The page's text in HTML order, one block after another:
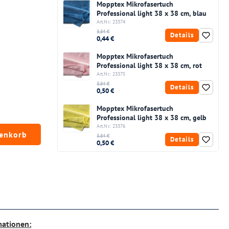
Wert ein oder benutze die
Mopptex Mikrofasertuch
Professional light 38 x 38 cm, blau
Art.Nr.: 23374
3,84 €
0,44 € Details
Mopptex Mikrofasertuch
Professional light 38 x 38 cm, rot
Art.Nr.: 23375
3,84 €
0,50 € Details
Mopptex Mikrofasertuch
Professional light 38 x 38 cm, gelb
Art.Nr.: 23376
3,84 €
0,50 € Details